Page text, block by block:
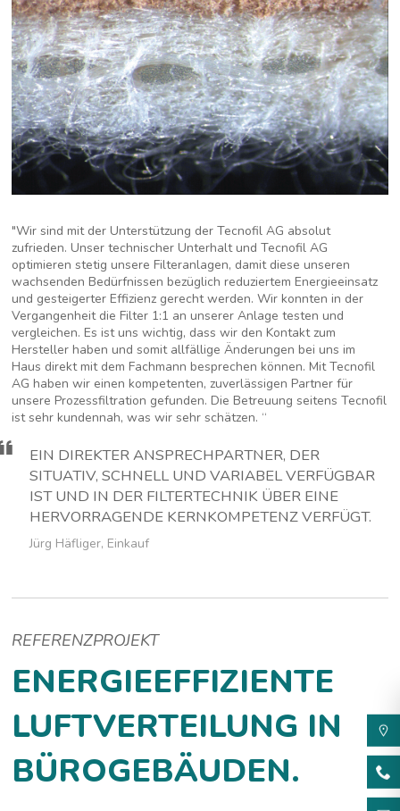
"Wir sind mit der Unterstützung der Tecnofil AG absolut
zufrieden. Unser technischer Unterhalt und Tecnofil AG
optimieren stetig unsere Filteranlagen, damit diese unseren
wachsenden Bedürfnissen bezüglich reduziertem Energieeinsatz
und gesteigerter Effizienz gerecht werden. Wir konnten in der
Vergangenheit die Filter 1:1 an unserer Anlage testen und
vergleichen. Es ist uns wichtig, dass wir den Kontakt zum
Hersteller haben und somit allfällige Änderungen bei uns im
Haus direkt mit dem Fachmann besprechen können. Mit Tecnofil
AG haben wir einen kompetenten, zuverlässigen Partner für
unsere Prozessfiltration gefunden. Die Betreuung seitens Tecnofil
ist sehr kundennah, was wir sehr schätzen. “
EIN DIREKTER ANSPRECHPARTNER, DER
SITUATIV, SCHNELL UND VARIABEL VERFÜGBAR
IST UND IN DER FILTERTECHNIK ÜBER EINE
HERVORRAGENDE KERNKOMPETENZ VERFÜGT.
Jürg Häfliger, Einkauf
REFERENZPROJEKT
ENERGIEEFFIZIENTE
LUFTVERTEILUNG IN
BÜROGEBÄUDEN.